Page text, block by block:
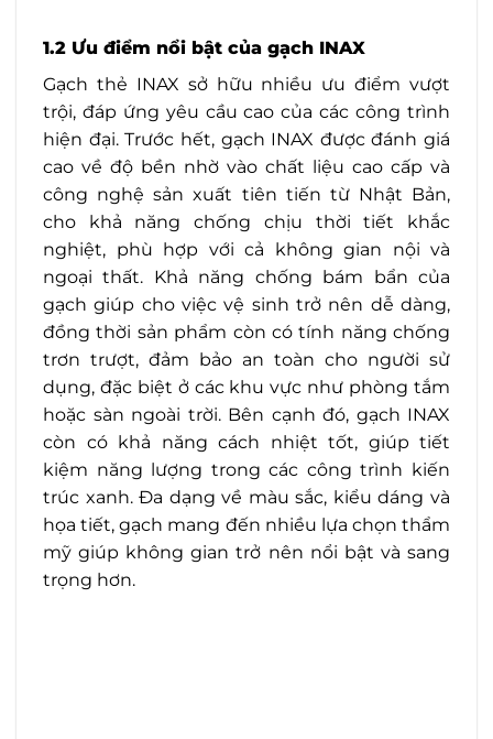
1.2 Ưu điểm nổi bật của gạch INAX
Gạch thẻ INAX sở hữu nhiều ưu điểm vượt
trội, đáp ứng yêu cầu cao của các công trình
hiện đại. Trước hết, gạch INAX được đánh giá
cao về độ bền nhờ vào chất liệu cao cấp và
công nghệ sản xuất tiên tiến từ Nhật Bản,
cho khả năng chống chịu thời tiết khắc
nghiệt, phù hợp với cả không gian nội và
ngoại thất. Khả năng chống bám bẩn của
gạch giúp cho việc vệ sinh trở nên dễ dàng,
đồng thời sản phẩm còn có tính năng chống
trơn trượt, đảm bảo an toàn cho người sử
dụng, đặc biệt ở các khu vực như phòng tắm
hoặc sàn ngoài trời. Bên cạnh đó, gạch INAX
còn có khả năng cách nhiệt tốt, giúp tiết
kiệm năng lượng trong các công trình kiến
trúc xanh. Đa dạng về màu sắc, kiểu dáng và
họa tiết, gạch mang đến nhiều lựa chọn thẩm
mỹ giúp không gian trở nên nổi bật và sang
trọng hơn.